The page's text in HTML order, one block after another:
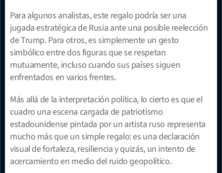
Para algunos analistas, este regalo podría ser una
jugada estratégica de Rusia ante una posible reelección
de Trump. Para otros, es simplemente un gesto
simbólico entre dos figuras que se respetan
mutuamente, incluso cuando sus países siguen
enfrentados en varios frentes.
Más allá de la interpretación política, lo cierto es que el
cuadro una escena cargada de patriotismo
estadounidense pintada por un artista ruso representa
mucho más que un simple regalo: es una declaración
visual de fortaleza, resiliencia y quizás, un intento de
acercamiento en medio del ruido geopolítico.